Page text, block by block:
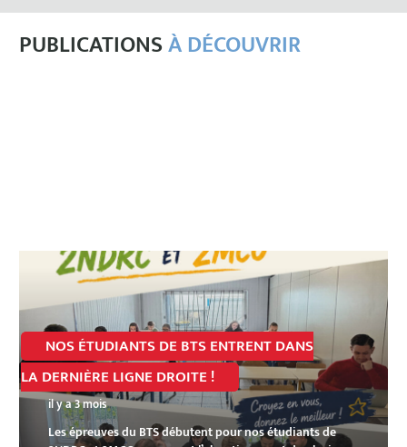
PUBLICATIONSÀ DÉCOUVRIR
NOS ÉTUDIANTS DE BTS ENTRENT DANS
LA DERNIÈRE LIGNE DROITE !
il y a 3 mois
Les épreuves du BTS débutent pour nos étudiants de